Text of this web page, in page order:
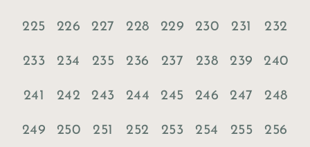
225 226 227 228 229 230 231 232
233 234 235 236 237 238 239 240
241 242 243 244 245 246 247 248
249 250 251 252 253 254 255 256